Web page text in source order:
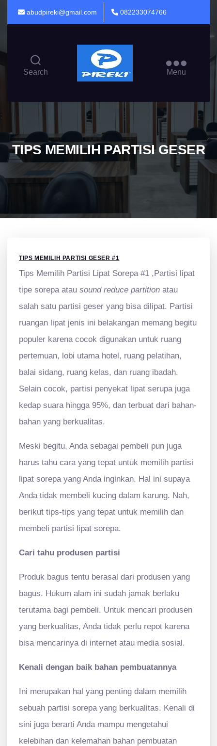
abudpireki@gmail.com 082233074766
Search
PARTISI
Menu
TIPS MEMILIH PARTISI GESER
TIPS MEMILIH PARTISI GESER #1
Tips Memilih Partisi Lipat Sorepa #1 ,Partisi lipat
tipe sorepa atau sound reduce partition atau
salah satu partisi geser yang bisa dilipat. Partisi
ruangan lipat jenis ini belakangan memang begitu
populer karena cocok digunakan untuk ruang
pertemuan, lobi utama hotel, ruang pelatihan,
balai sidang, ruang kelas, dan ruang ibadah.
Selain cocok, partisi penyekat lipat serupa juga
kedap suara hingga 95%, dan terbuat dari bahan-
bahan yang berkualitas.
Meski begitu, Anda sebagai pembeli pun juga
harus tahu cara yang tepat untuk memilih partisi
lipat sorepa yang Anda inginkan. Hal ini supaya
Anda tidak membeli kucing dalam karung. Nah,
berikut tips-tips yang tepat untuk memilih dan
membeli partisi lipat sorepa.
Cari tahu produsen partisi
Produk bagus tentu berasal dari produsen yang
bagus. Hukum alam ini sudah jamak berlaku
terutama bagi pembeli. Untuk mencari produsen
yang berkualitas, Anda tidak perlu repot karena
bisa mencarinya di internet atau media sosial.
Kenali dengan baik bahan pembuatannya
Ini merupakan hal yang penting dalam memilih
sebuah partisi sorepa yang berkualitas. Kenali di
sini juga berarti Anda mampu mengetahui
kelebihan dan kelemahan bahan pembuatan